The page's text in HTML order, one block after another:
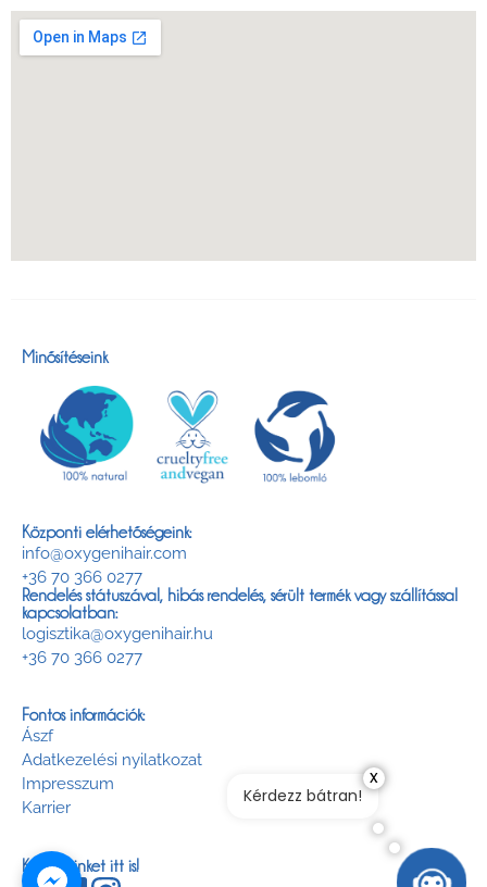
Minősítéseink
Központi elérhetőségeink:
info@oxygenihair.com
+36 70 366 0277
Rendelés státuszával, hibás rendelés, sérült termék vagy szállítással
kapcsolatban:
logisztika@oxygenihair.hu
+36 70 366 0277
Fontos információk:
Ászf
Adatkezelési nyilatkozat
Impresszum
Karrier
Keress minket itt is!
Kérdezz bátran!
x